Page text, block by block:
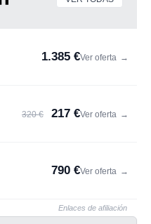
1.385 €Ver oferta →
320 € 217 €Ver oferta →
790 €Ver oferta →
Enlaces de afiliación